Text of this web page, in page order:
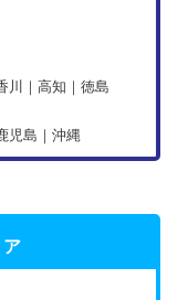
川｜高知｜徳島
児島｜沖縄